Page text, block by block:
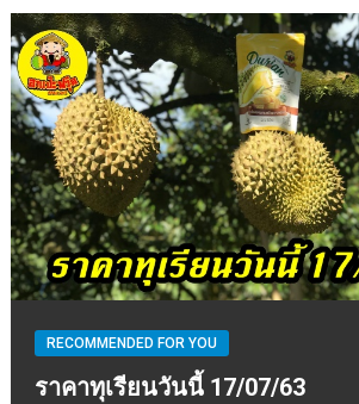
RECOMMENDED FOR YOU
ราคาทุเรียนวันนี้ 17/07/63